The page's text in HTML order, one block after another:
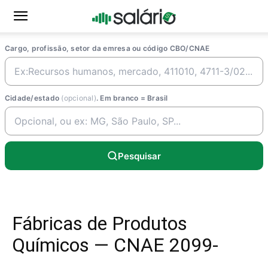
Cargo, profissão, setor da emresa ou código CBO/CNAE
Cidade/estado (opcional). Em branco = Brasil
Pesquisar
Fábricas de Produtos
Químicos — CNAE 2099-